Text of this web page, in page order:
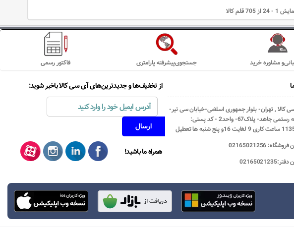
- 24 از 705 قلم کالا
فاکتور رسمی جستجوی‌پیشرفته پارامتری مشاوره خرید
کالا , تهران- بلوار جمهوری اسلامی-خیابان سی تیر-
نبش کوچه رستمی جاهد- پلاک67- واحد2 - کد پستی:
شنبه ها تعطیل
02165021256
از تخفیف‌ها و جدیدترین‌های آی سی کالا باخبر شوید:
همراه ما باشید!